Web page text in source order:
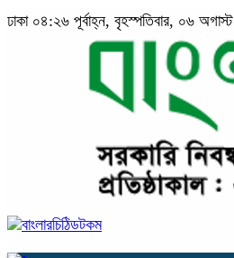
ঢাকা ০৪:২৬ পূর্বাহ্ন, বৃহস্পতিবার, ০৬